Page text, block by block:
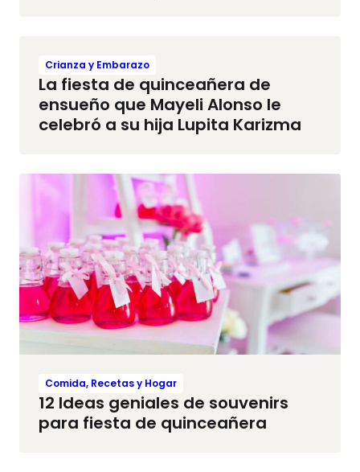
Crianza y Embarazo
La fiesta de quinceañera de
ensueño que Mayeli Alonso le
celebró a su hija Lupita Karizma
Comida, Recetas y Hogar
12 Ideas geniales de souvenirs
para fiesta de quinceañera